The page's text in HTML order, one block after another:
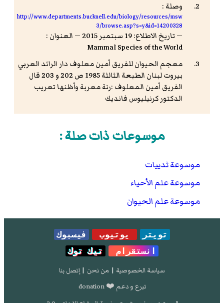
وصلة :
http://www.departments.bucknell.edu/biology/resources/msw
3/browse.asp?s=y&id=14200328
— تاريخ الاطلاع: 19 سبتمبر 2015 — العنوان :
Mammal Species of the World
معجم الحيوان للفريق أمين معلوف دار الرائد العربي
بيروت لبنان الطبعة الثالثة 1985 ص 202 و 203 قال
الفريق أمين المعلوف :رنة معربة وأظنها تعريب
الدكتور كرنيليوس فانديك
موسوعات ذات صلة :
موسوعة ثدييات
موسوعة علم الأحياء
موسوعة علم الحيوان
تويتر يوتيوب
فيسبوك
انستقرام
تيك توك
سياسة الخصوصية | من نحن | إتصل بنا
تبرع و دعم ❤️ donation